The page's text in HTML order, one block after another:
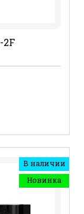
2F
В наличии
Новинка